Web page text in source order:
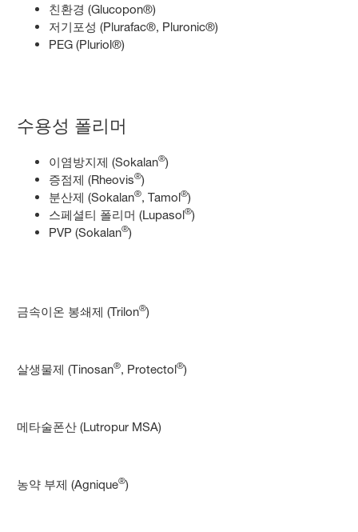
친환경 (Glucopon®)
저기포성 (Plurafac®, Pluronic®)
PEG (Pluriol®)
수용성 폴리머
이염방지제 (Sokalan®)
증점제 (Rheovis®)
분산제 (Sokalan®, Tamol®)
스페셜티 폴리머 (Lupasol®)
PVP (Sokalan®)
금속이온 봉쇄제 (Trilon®)
살생물제 (Tinosan®, Protectol®)
메타술폰산 (Lutropur MSA)
농약 부제 (Agnique®)